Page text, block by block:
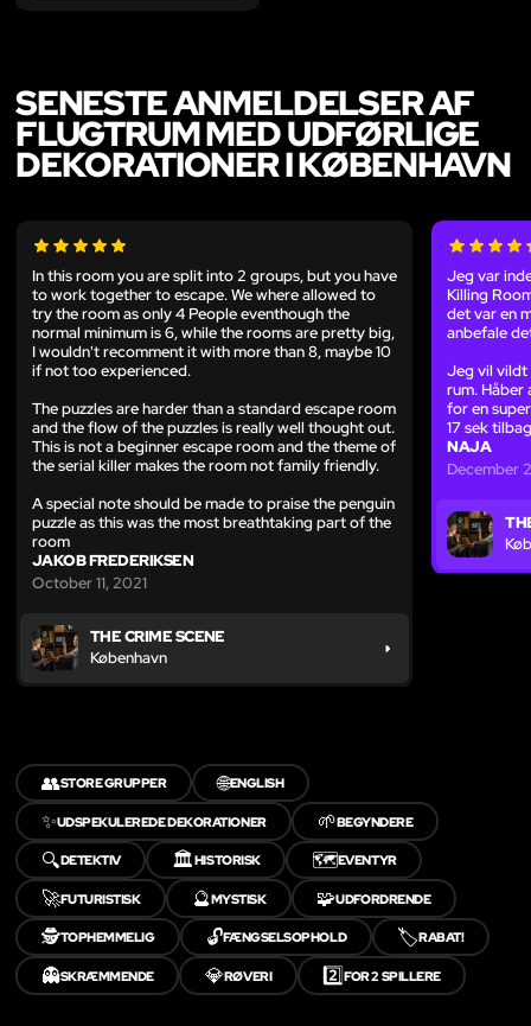
SENESTE ANMELDELSER AF
FLUGTRUM MED UDFØRLIGE
DEKORATIONER I KØBENHAVN
In this room you are split into 2 groups, but you have
to work together to escape. We where allowed to
try the room as only 4 People eventhough the
normal minimum is 6, while the rooms are pretty big,
I wouldn't recomment it with more than 8, maybe 10
if not too experienced.
The puzzles are harder than a standard escape room
and the flow of the puzzles is really well thought out.
This is not a beginner escape room and the theme of
the serial killer makes the room not family friendly.
A special note should be made to praise the penguin
puzzle as this was the most breathtaking part of the
room
JAKOB FREDERIKSEN
October 11, 2021
THE CRIME SCENE
København
Jeg var
Killing
det var en
anbefale
Jeg vil vildt
rum. Håber
for en
17 sek
NAJA
December
👥STORE GRUPPER 🌐ENGLISH
✨UDSPEKULEREDE DEKORATIONER 🌱BEGYNDERE
🔍DETEKTIV 🏛️HISTORISK 🗺️EVENTYR
🚀FUTURISTISK 🔮MYSTISK 🧩UDFORDRENDE
🕵️TOPHEMMELIG 🔓FÆNGSELSOPHOLD 🏷️RABAT!
👻SKRÆMMENDE 💎RØVERI 2️⃣FOR 2 SPILLERE